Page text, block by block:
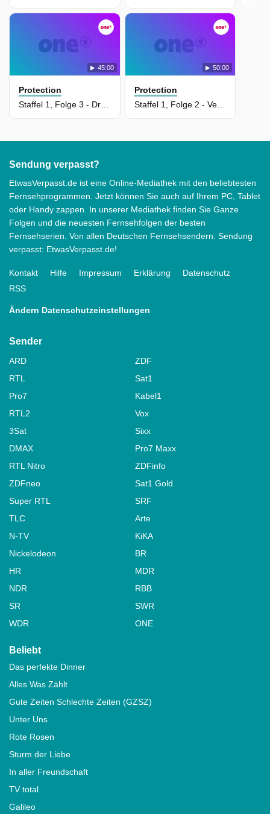
45:00
Protection
50:00
Protection
Staffel 1, Folge 2 - Vertraue niemandem (Protection)
Sendung verpasst?
EtwasVerpasst.de ist eine Online-Mediathek mit den beliebtesten
Fernsehprogrammen. Jetzt können Sie auch auf Ihrem PC, Tablet
oder Handy zappen. In unserer Mediathek finden Sie Ganze
Folgen und die neuesten Fernsehfolgen der besten
Fernsehserien. Von allen Deutschen Fernsehsendern. Sendung
verpasst: EtwasVerpasst.de!
Kontakt Hilfe Impressum Erklärung
Datenschutz
RSS
Ändern Datenschutzeinstellungen
Sender
ARD
ZDF
RTL
Sat1
Pro7
Kabel1
RTL2
Vox
3Sat
Sixx
DMAX
Pro7 Maxx
RTL Nitro
ZDFinfo
ZDFneo
Sat1 Gold
Super RTL
SRF
TLC
Arte
N-TV
KiKA
Nickelodeon
BR
HR
MDR
NDR
RBB
SR
SWR
WDR
ONE
Beliebt
Das perfekte Dinner
Alles Was Zählt
Gute Zeiten Schlechte Zeiten (GZSZ)
Unter Uns
Rote Rosen
Sturm der Liebe
In aller Freundschaft
TV total
Galileo